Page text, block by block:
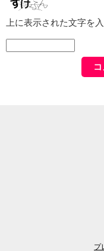
上に表示された文字を
プ